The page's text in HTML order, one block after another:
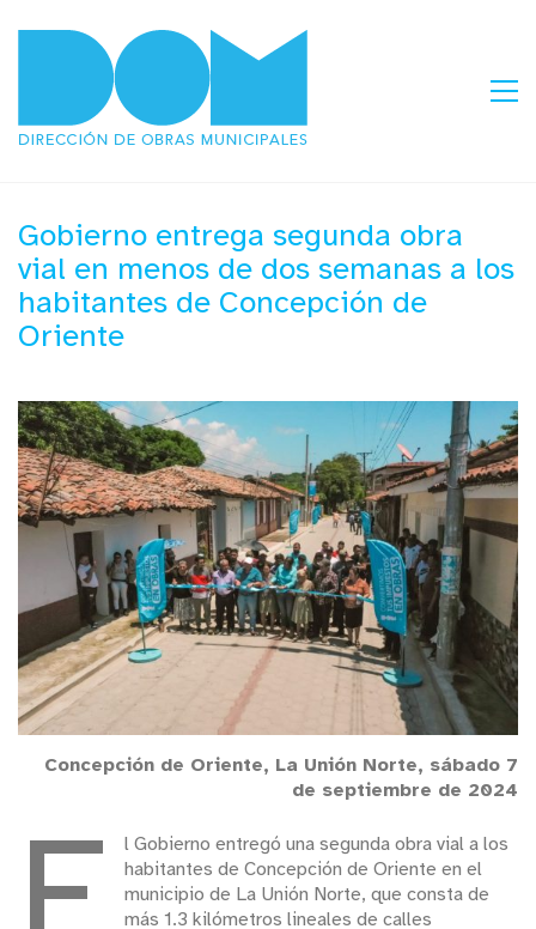
Gobierno entrega segunda obra
vial en menos de dos semanas a los
habitantes de Concepción de
Oriente
Concepción de Oriente, La Unión Norte, sábado 7
de septiembre de 2024
l Gobierno entregó una segunda obra vial a los
habitantes de Concepción de Oriente en el
municipio de La Unión Norte, que consta de
más 1.3 kilómetros lineales de calles